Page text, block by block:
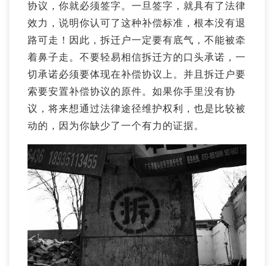
协议，你就必须签字。一旦签字，就具有了法律
效力，说明你认可了这种补偿标准，根本没有退
路可走！因此，拆迁户一定要有底气，不能被牵
着鼻子走。不要轻易相信拆迁方的口头承诺，一
切承诺必须要体现在补偿协议上。并且拆迁户要
索要安置补偿协议的原件。如果你手里没有协
议，将来想通过法律途径维护权利，也是比较被
动的，因为你缺少了一个有力的证据。